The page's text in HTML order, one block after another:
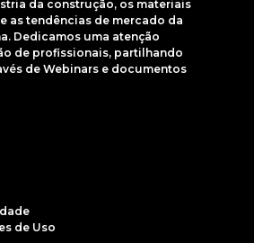
da construção, os materiais
as tendências de mercado da
Dedicamos uma atenção
de profissionais, partilhando
de Webinars e documentos
de Uso